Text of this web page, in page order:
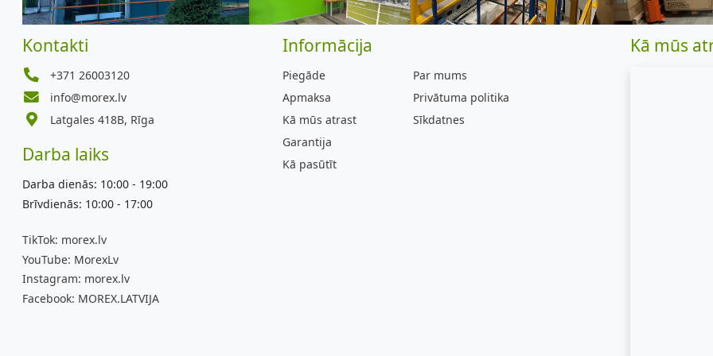
Kontakti
+371 26003120
info@morex.lv
Latgales 418B, Rīga
Darba laiks
Darba dienās: 10:00 - 19:00
Brīvdienās: 10:00 - 17:00
TikTok: morex.lv
YouTube: MorexLv
Instagram: morex.lv
Facebook: MOREX.LATVIJA
Informācija
Piegāde
Apmaksa
Kā mūs atrast
Garantija
Kā pasūtīt
Par mums
Privātuma politika
Sīkdatnes
Kā mūs